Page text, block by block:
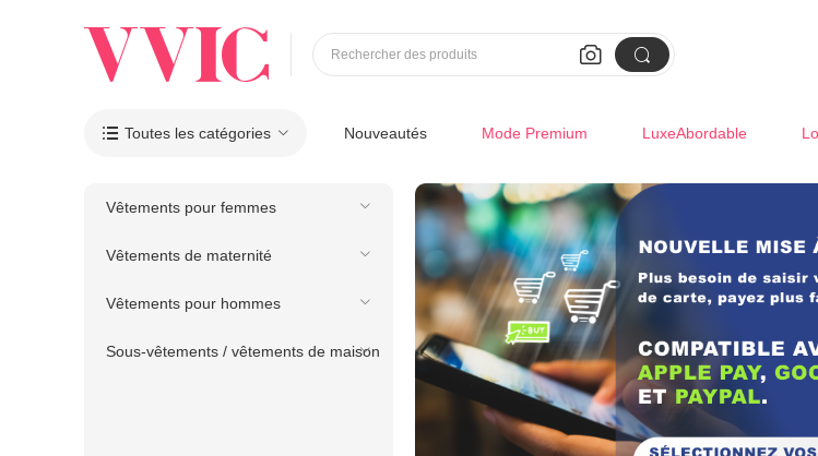
 
Rechercher des produits
 Toutes les catégories Nouveautés Mode Premium LuxeAbordable
Vêtements pour femmes
Vêtements de maternité
Vêtements pour hommes
Sous-vêtements / vêtements de maison